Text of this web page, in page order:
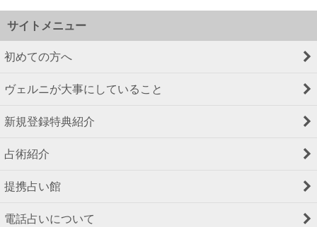
サイトメニュー
初めての方へ
ヴェルニが大事にしていること
新規登録特典紹介
占術紹介
提携占い館
電話占いについて